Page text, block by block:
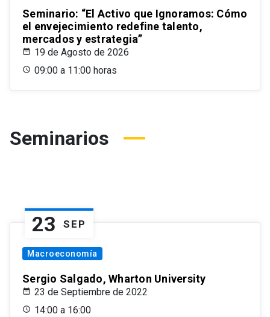
Seminario: “El Activo que Ignoramos: Cómo
el envejecimiento redefine talento,
mercados y estrategia”
19 de Agosto de 2026
09:00 a 11:00 horas
Seminarios
23 SEP
Macroeconomía
Sergio Salgado, Wharton University
23 de Septiembre de 2022
14:00 a 16:00